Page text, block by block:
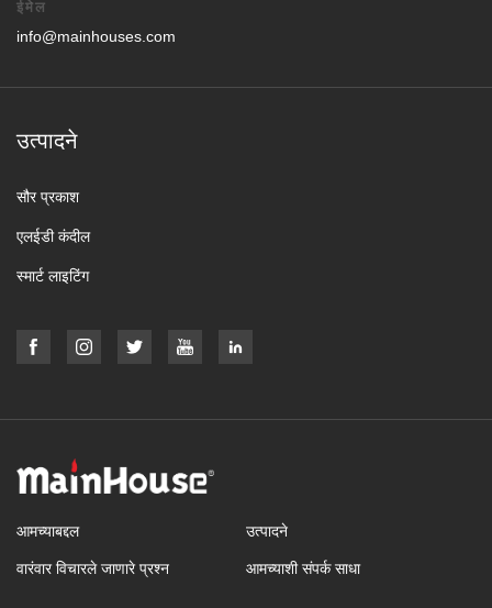
ईमेल
info@mainhouses.com
उत्पादने
सौर प्रकाश
एलईडी कंदील
स्मार्ट लाइटिंग
आमच्याबद्दल उत्पादने
वारंवार विचारले जाणारे प्रश्न आमच्याशी संपर्क साधा